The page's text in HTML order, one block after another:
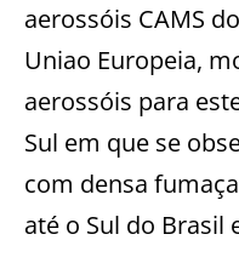
aerossóis CAMS
Uniao Europeia,
aerossóis para
Sul em que se
com densa
até o Sul do Brasil